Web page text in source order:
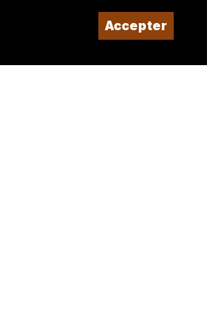
Accepter